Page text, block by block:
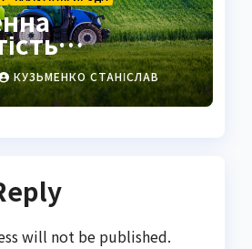
це
маркер
КУЗЬМЕНКО СТАНІСЛАВ
will not be published.